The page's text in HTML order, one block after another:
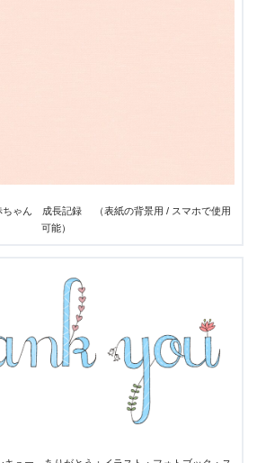
ん 成長記録 （表紙の背景用 / スマホで使用
可能）